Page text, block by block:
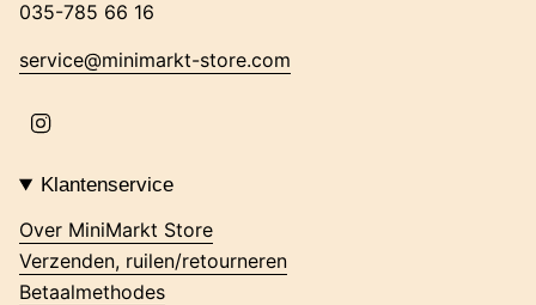
035-785 66 16
service@minimarkt-store.com
t
g
r
a
Klantenservice
Over MiniMarkt Store
Verzenden, ruilen/retourneren
Betaalmethodes